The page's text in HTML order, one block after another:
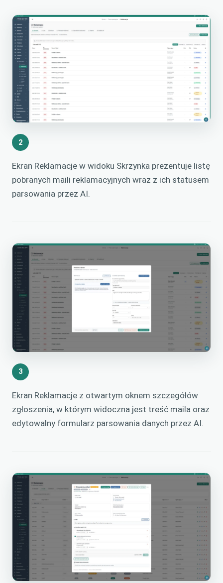
2
Ekran Reklamacje w widoku Skrzynka prezentuje listę
pobranych maili reklamacyjnych wraz z ich statusem
parsowania przez AI.
3
Ekran Reklamacje z otwartym oknem szczegółów
zgłoszenia, w którym widoczna jest treść maila oraz
edytowalny formularz parsowania danych przez AI.